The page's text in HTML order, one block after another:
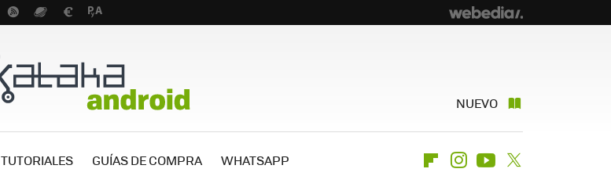
NUEVO
TUTORIALES GUÍAS DE COMPRA WHATSAPP FlipboardInstagramYoutube